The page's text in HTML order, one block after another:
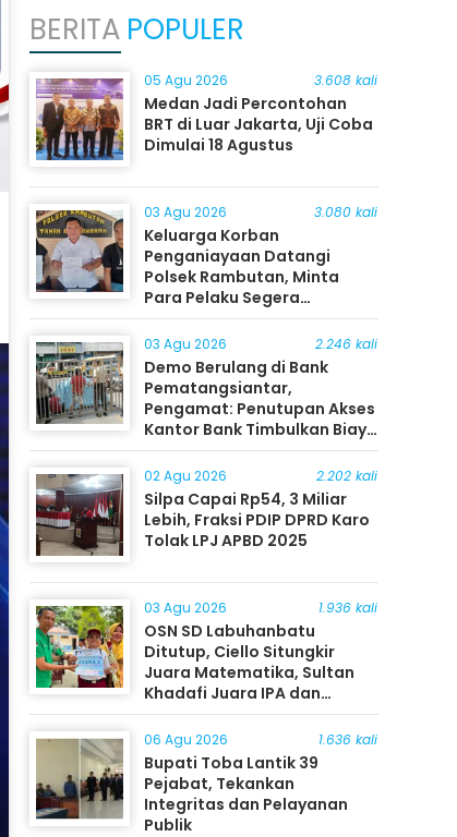
BERITA POPULER
05 Agu 2026 3.608 kali
Medan Jadi Percontohan
BRT di Luar Jakarta, Uji Coba
Dimulai 18 Agustus
03 Agu 2026 3.080 kali
Keluarga Korban
Penganiayaan Datangi
Polsek Rambutan, Minta
Para Pelaku Segera
Ditangkap
03 Agu 2026 2.246 kali
Demo Berulang di Bank
Pematangsiantar,
Pengamat: Penutupan Akses
Kantor Bank Timbulkan Biaya
Ekonomi bagi Masyarakat
02 Agu 2026 2.202 kali
Silpa Capai Rp54, 3 Miliar
Lebih, Fraksi PDIP DPRD Karo
Tolak LPJ APBD 2025
03 Agu 2026 1.936 kali
OSN SD Labuhanbatu
Ditutup, Ciello Situngkir
Juara Matematika, Sultan
Khadafi Juara IPA dan
Timothy Rangkuti Juara IPS
06 Agu 2026 1.636 kali
Bupati Toba Lantik 39
Pejabat, Tekankan
Integritas dan Pelayanan
Publik